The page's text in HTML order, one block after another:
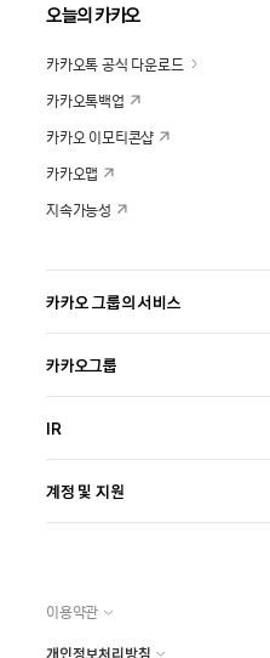
오늘의 카카오
카카오톡 공식 다운로드
카카오톡백업
카카오 이모티콘샵
카카오맵
지속가능성
카카오 그룹의 서비스
카카오그룹
IR
계정 및 지원
이용약관
개인정보처리방침